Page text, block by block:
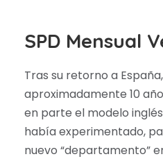
SPD Mensual
Tras su retorno a
aproximadamente 10
en parte el modelo
había experimentado,
nuevo “departamento”